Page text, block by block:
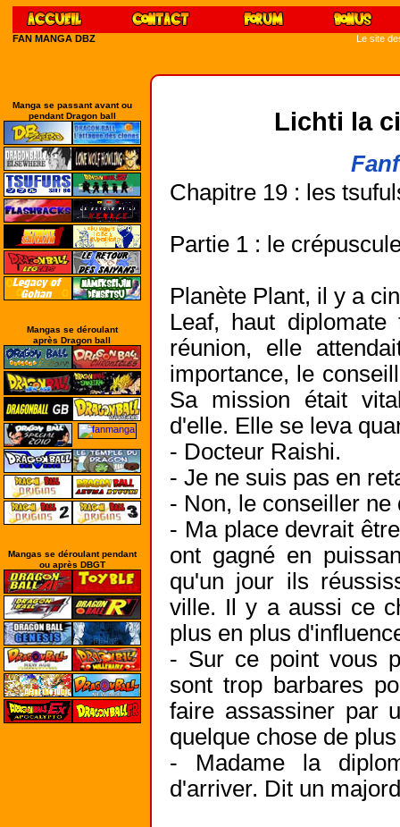
FAN MANGA DBZ Le site
Manga se passant avant ou
pendant Dragon ball
Mangas se déroulant
après Dragon ball
Mangas se déroulant pendant
ou après DBGT
Lichti la
Chapitre 19 : les
Partie 1 : le
Planète Plant, il y a
Leaf, haut
réunion, elle
importance, le
Sa mission était
d'elle. Elle se leva
- Docteur Raishi.
- Je ne suis pas en
- Non, le conseiller ne
- Ma place devrait
ont gagné en
qu'un jour ils
ville. Il y a aussi ce
plus en plus
- Sur ce point vous
sont trop barbares
faire assassiner par
quelque chose de
- Madame la
d'arriver. Dit un